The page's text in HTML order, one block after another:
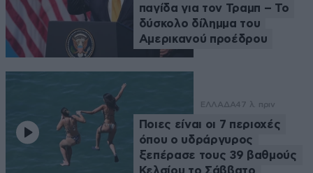
παγίδα για τον Τραμπ – Το
δύσκολο δίλημμα του
Αμερικανού προέδρου
ΕΛΛΑΔΑ47 λ. πριν
Ποιες είναι οι 7 περιοχές
όπου ο υδράργυρος
ξεπέρασε τους 39 βαθμούς
Κελσίου το Σάββατο